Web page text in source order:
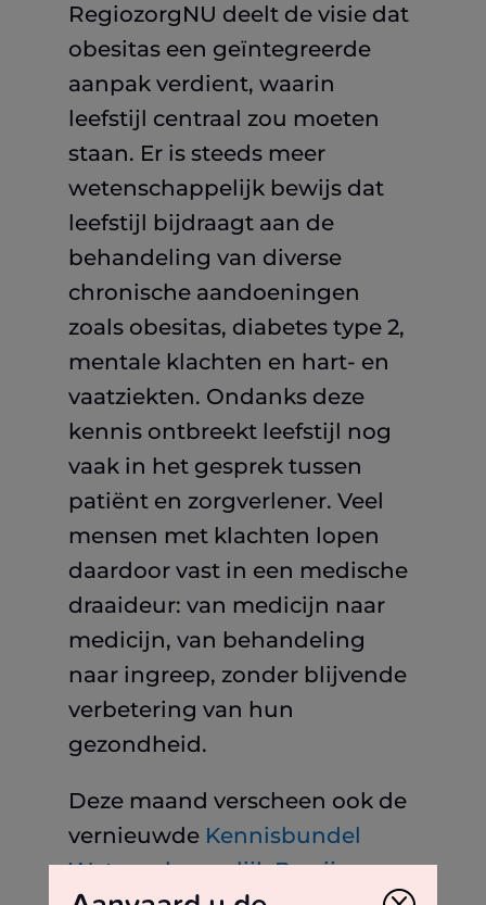
RegiozorgNU deelt de visie dat
obesitas een geïntegreerde
aanpak verdient, waarin
leefstijl centraal zou moeten
staan. Er is steeds meer
wetenschappelijk bewijs dat
leefstijl bijdraagt aan de
behandeling van diverse
chronische aandoeningen
zoals obesitas, diabetes type 2,
mentale klachten en hart- en
vaatziekten. Ondanks deze
kennis ontbreekt leefstijl nog
vaak in het gesprek tussen
patiënt en zorgverlener. Veel
mensen met klachten lopen
daardoor vast in een medische
draaideur: van medicijn naar
medicijn, van behandeling
naar ingreep, zonder blijvende
verbetering van hun
gezondheid.
Deze maand verscheen ook de
vernieuwde Kennisbundel
Wetenschappelijk Bewijs